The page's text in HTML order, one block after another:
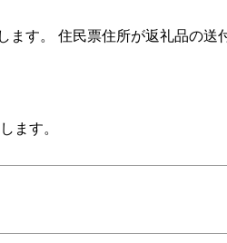
す。 住民票住所が返礼品の
ます。